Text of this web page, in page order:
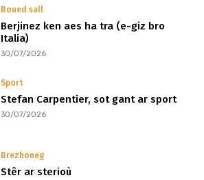
Boued sall
Berjinez ken aes ha tra (e-giz bro
Italia)
30/07/2026
Sport
Stefan Carpentier, sot gant ar sport
30/07/2026
Brezhoneg
Stêr ar sterioù